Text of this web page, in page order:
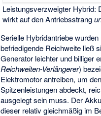
Leistungsverzweigter Hybrid:
wirkt auf den Antriebsstrang
Serielle Hybridantriebe
befriedigende Reichweite ließ
Generator leichter und billiger
Reichweiten-Verlängerer)
Elektromotor antreiben, um
Spitzenleistungen abdeckt,
ausgelegt sein muss. Der
dieser relativ gleichmäßig im